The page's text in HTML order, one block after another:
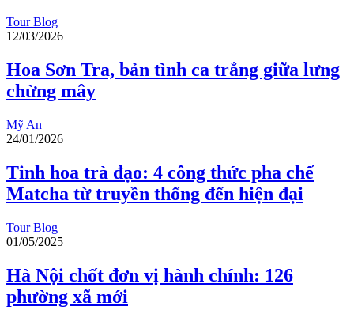
Tour Blog
12/03/2026
Hoa Sơn Tra, bản tình ca trắng giữa lưng
chừng mây
Mỹ An
24/01/2026
Tinh hoa trà đạo: 4 công thức pha chế
Matcha từ truyền thống đến hiện đại
Tour Blog
01/05/2025
Hà Nội chốt đơn vị hành chính: 126
phường xã mới